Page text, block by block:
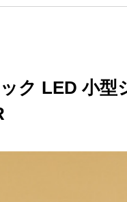
ク LED 小型